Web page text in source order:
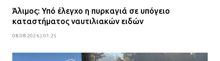
Άλιμος: Υπό έλεγχο η πυρκαγιά σε υπόγειο
καταστήματος ναυτιλιακών ειδών
08.08.2026 | 01:25